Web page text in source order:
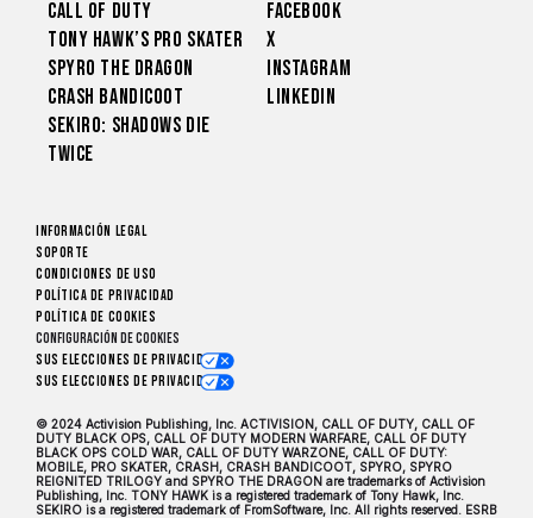
Call of Duty
Tony Hawk’s Pro Skater
Spyro The Dragon
Crash Bandicoot
Sekiro: Shadows Die
Twice
Facebook
X
Instagram
LinkedIn
Información legal
Soporte
CONDICIONES DE USO
Política de privacidad
Política de cookies
Configuración de cookies
Sus elecciones de privacidad
Sus elecciones de privacidad
© 2024 Activision Publishing, Inc. ACTIVISION, CALL OF DUTY, CALL OF
DUTY BLACK OPS, CALL OF DUTY MODERN WARFARE, CALL OF DUTY
BLACK OPS COLD WAR, CALL OF DUTY WARZONE, CALL OF DUTY:
MOBILE, PRO SKATER, CRASH, CRASH BANDICOOT, SPYRO, SPYRO
REIGNITED TRILOGY and SPYRO THE DRAGON are trademarks of Activision
Publishing, Inc. TONY HAWK is a registered trademark of Tony Hawk, Inc.
SEKIRO is a registered trademark of FromSoftware, Inc. All rights reserved. ESRB